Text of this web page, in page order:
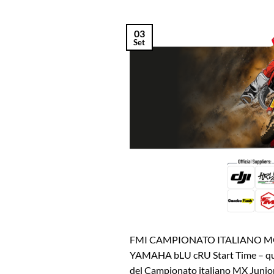
03
Set
FMI CAMPIONATO ITALIANO
YAMAHA bLU cRU Start Time –
del Campionato italiano MX